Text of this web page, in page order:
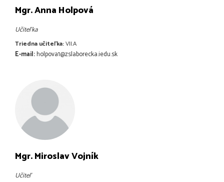
Mgr. Anna Holpová
Učiteľka
Triedna učiteľka:VII.A
E-mail:holpova1@zslaborecka.iedu.sk
Mgr. Miroslav Vojník
Učiteľ